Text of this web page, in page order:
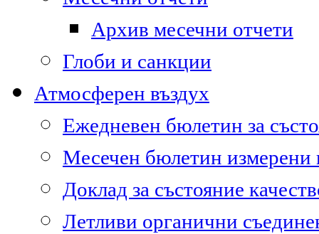
Архив месечни отчети
Глоби и санкции
Атмосферен въздух
Ежедневен бюлетин за
Месечен бюлетин
Доклад за състояние
Летливи органични